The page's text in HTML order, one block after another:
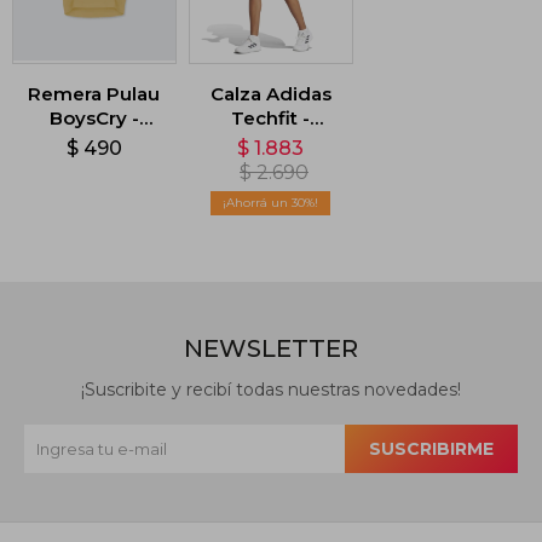
Remera Pulau
BoysCry -
Amarillo
$ 490
Calza Adidas
Techfit -
Amarillo
$ 1.883
$ 2.690
30
NEWSLETTER
¡Suscribite y recibí todas nuestras novedades!
SUSCRIBIRME